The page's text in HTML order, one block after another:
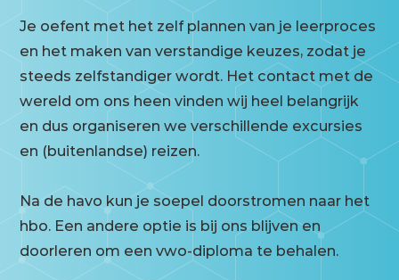
Je oefent met het zelf plannen van je leerproces
en het maken van verstandige keuzes, zodat je
steeds zelfstandiger wordt. Het contact met de
wereld om ons heen vinden wij heel belangrijk
en dus organiseren we verschillende excursies
en (buitenlandse) reizen.
Na de havo kun je soepel doorstromen naar het
hbo. Een andere optie is bij ons blijven en
doorleren om een vwo-diploma te behalen.